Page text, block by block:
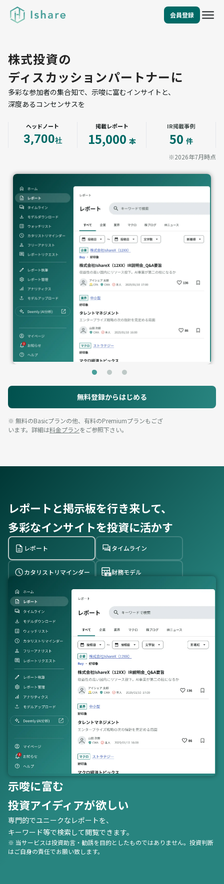
Ishare
会員登録
株式投資の
ディスカッションパートナーに
多彩な参加者の集合知で、示唆に富むインサイトと、
深度あるコンセンサスを
ヘッドノート
3,700社
掲載レポート
15,000 本
IR掲載事例
50 件
※2026年7月時点
無料登録からはじめる
※ 無料のBasicプランの他、有料のPremiumプランもござ
います。詳細は料金プランをご参照下さい。
レポートと掲示板を行き来して、
多彩なインサイトを投資に活かす
レポート タイムライン
カタリストリマインダー 財務モデル
示唆に富む
投資アイディアが欲しい
専門的でユニークなレポートを、
キーワード等で検索して閲覧できます。
※ 当サービスは投資助言・勧誘を目的としたものではありません。投資判断
はご自身の責任でお願い致します。